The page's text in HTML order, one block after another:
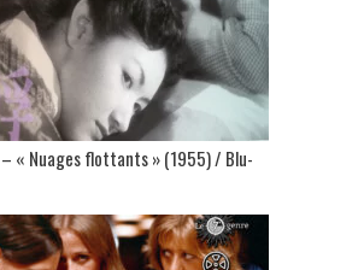
« Nuages flottants » (1955) / Blu-